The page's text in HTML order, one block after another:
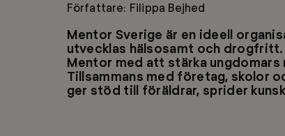
Författare: Filippa Bejhed
Mentor Sverige är en ideell
utvecklas hälsosamt och
Mentor med att stärka
Tillsammans med företag, skolor
ger stöd till föräldrar, sprider